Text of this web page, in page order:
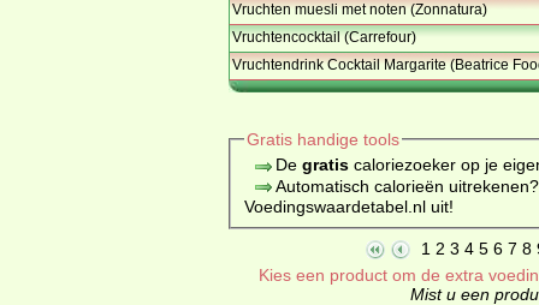
Vruchten muesli met noten (Zonnatura)
Vruchtencocktail (Carrefour)
Vruchtendrink Cocktail Margarite (Beatrice
Gratis handige tools
De gratiscaloriezoeker op je
Automatisch calorieën
Voedingswaardetabel.nl uit!
1 2 3 4 5 6 7 8
Kies een product om de extra
Mist u een